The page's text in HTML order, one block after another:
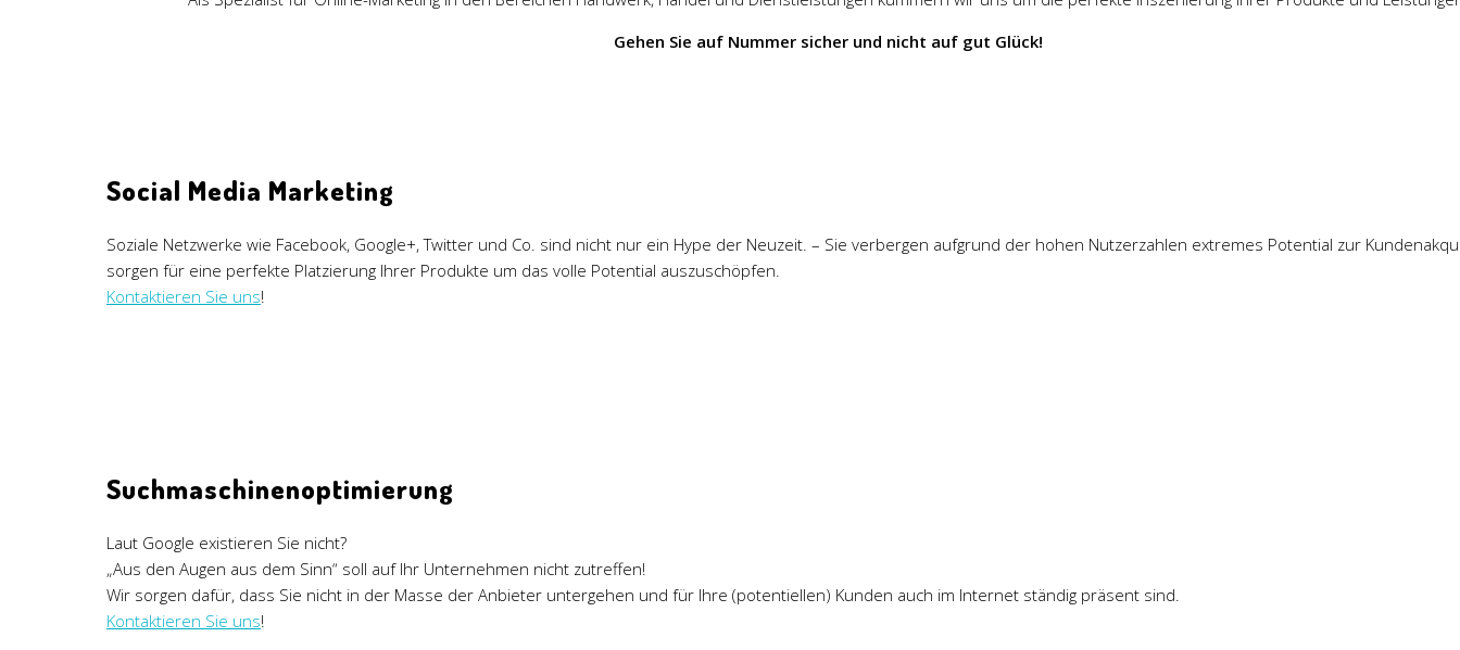
Gehen Sie auf Nummer sicher und nicht auf gut Glück!
Social Media Marketing
Soziale Netzwerke wie Facebook, Google+, Twitter und Co. sind nicht nur ein Hype der Neuzeit. – Sie verbergen aufgrund der hohen Nutzerzahlen extremes Potential zur
sorgen für eine perfekte Platzierung Ihrer Produkte um das volle Potential auszuschöpfen.
Kontaktieren Sie uns!
Suchmaschinenoptimierung
Laut Google existieren Sie nicht?
„Aus den Augen aus dem Sinn“ soll auf Ihr Unternehmen nicht zutreffen!
Wir sorgen dafür, dass Sie nicht in der Masse der Anbieter untergehen und für Ihre (potentiellen) Kunden auch im Internet ständig präsent sind.
Kontaktieren Sie uns!